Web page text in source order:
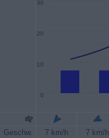
0
10
20
30
Geschw. 7 km/h 7 km/h